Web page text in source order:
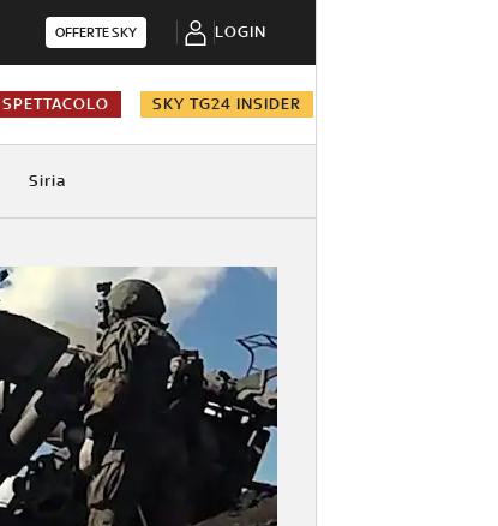
OFFERTE SKY LOGIN
SPETTACOLO SKY TG24 INSIDER
Siria